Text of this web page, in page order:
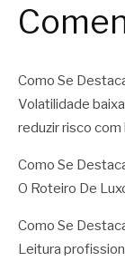
Como Se
Volatilidade
reduzir risco
Como Se
O Roteiro De
Como Se
Leitura